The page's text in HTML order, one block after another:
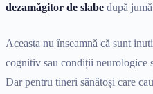
dezamăgitor de slabe după
Aceasta nu înseamnă că sunt
cognitiv sau condiții neurologice
Dar pentru tineri sănătoși care